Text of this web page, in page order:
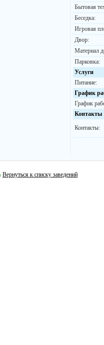
Бытовая
Беседка:
Игровая
Двор:
Материал
Парковка:
Услуги
Питание:
График
График
Контакты
Контакты:
Вернуться к списку заведений